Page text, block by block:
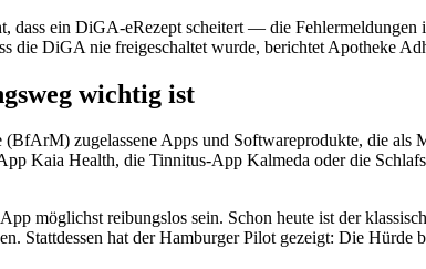
dass ein DiGA-eRezept scheitert — die
die DiGA nie freigeschaltet wurde, berichtet Apotheke
wichtig ist
zugelassene Apps und Softwareprodukte, die als
Kaia Health, die Tinnitus-App Kalmeda oder die
möglichst reibungslos sein. Schon heute ist der
Stattdessen hat der Hamburger Pilot gezeigt: Die Hürde